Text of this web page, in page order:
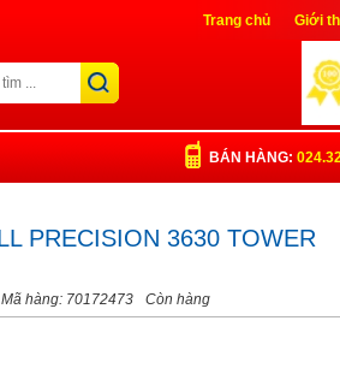
Trang chủ Giới
Đăng
BÁN HÀNG:
PRECISION 3630 TOWER
Mã hàng: 70172473 Còn hàng